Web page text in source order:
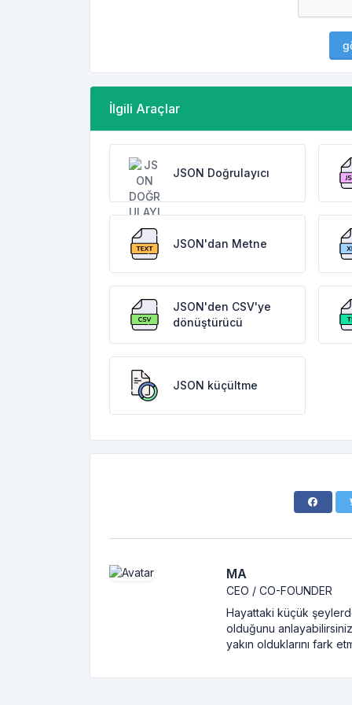
İlgili Araçlar
JSON Doğrulayıcı
JSON'dan Metne
JSON'den CSV'ye
dönüştürücü
JSON küçültme
MA
CEO / CO-FOUNDER
Hayattaki küçük
olduğunu
yakın olduklarını fark